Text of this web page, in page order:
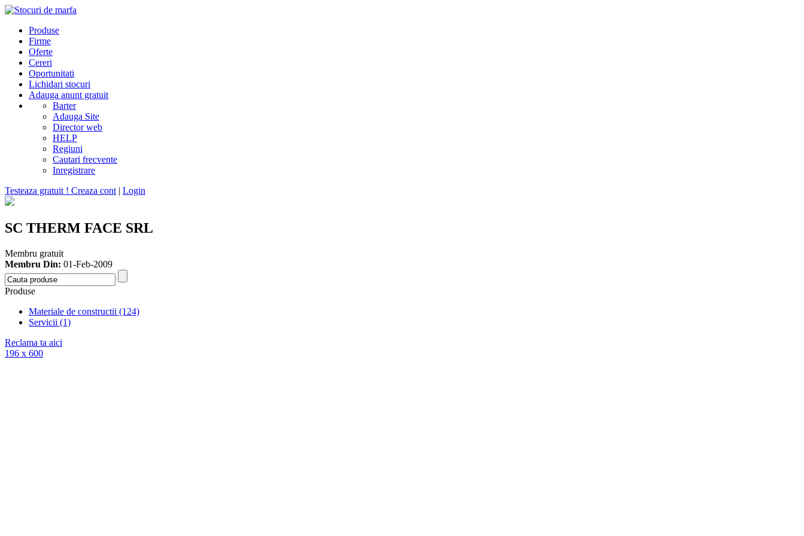
Produse
Firme
Oferte
Cereri
Oportunitati
Lichidari stocuri
Adauga anunt gratuit
Barter
Adauga Site
Director web
HELP
Regiuni
Cautari frecvente
Inregistrare
Testeaza gratuit ! Creaza cont | Login
SC THERM FACE SRL
Membru gratuit
Membru Din: 01-Feb-2009
Produse
Materiale de constructii (124)
Servicii (1)
Reclama ta aici
196 x 600